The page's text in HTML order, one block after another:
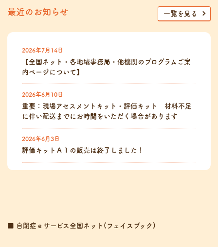
最近のお知らせ 一覧を見る
2026年7月14日
【全国ネット・各地域事務局・他機関のプログラムご案
内ページについて】
2026年6月10日
重要：現場アセスメントキット・評価キット 材料不足
に伴い配送までにお時間をいただく場合があります
2026年6月3日
評価キットＡ１の販売は終了しました！
■ 自閉症ｅサービス全国ネット(フェイスブック)